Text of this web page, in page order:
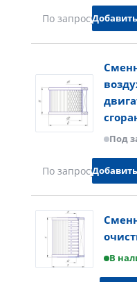
По запросу
Под
По запросу
В